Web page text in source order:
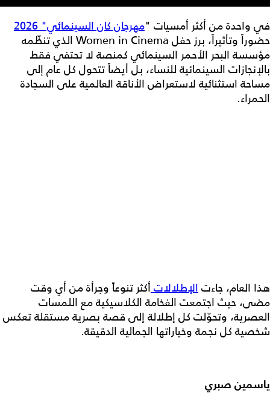
في واحدة من أكثر أمسيات "مهرجان كان السينمائي" 2026
حضوراً وتأثيراً، برز حفل Women in Cinema الذي تنظّمه
مؤسسة البحر الأحمر السينمائي كمنصة لا تحتفي فقط
بالإنجازات السينمائية للنساء، بل أيضاً تتحول كل عام إلى
مساحة استثنائية لاستعراض الأناقة العالمية على السجادة
الحمراء.
هذا العام، جاءتالإطلالاتأكثر تنوعاً وجرأة من أي وقت
مضى، حيث اجتمعت الفخامة الكلاسيكية مع اللمسات
العصرية، وتحوّلت كل إطلالة إلى قصة بصرية مستقلة تعكس
شخصية كل نجمة وخياراتها الجمالية الدقيقة.
ياسمين صبري